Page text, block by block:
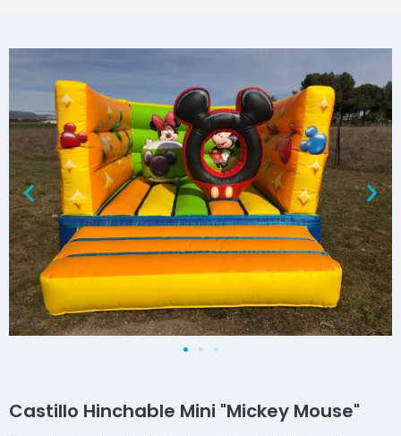
Castillo Hinchable Mini "Mickey Mouse"